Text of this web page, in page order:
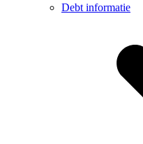
Debt informatie